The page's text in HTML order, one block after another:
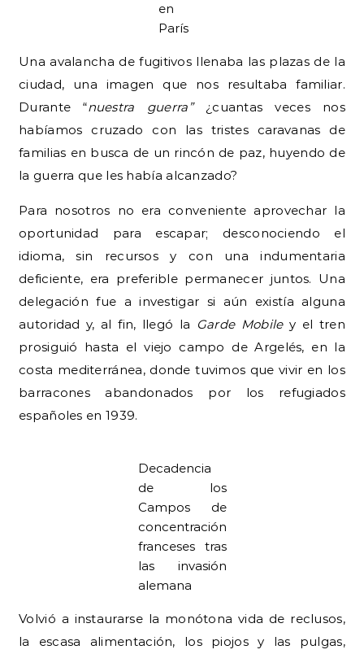
en
París
Una avalancha de fugitivos llenaba las plazas de la
ciudad, una imagen que nos resultaba familiar.
Durante “nuestra guerra”¿cuantas veces nos
habíamos cruzado con las tristes caravanas de
familias en busca de un rincón de paz, huyendo de
la guerra que les había alcanzado?
Para nosotros no era conveniente aprovechar la
oportunidad para escapar; desconociendo el
idioma, sin recursos y con una indumentaria
deficiente, era preferible permanecer juntos. Una
delegación fue a investigar si aún existía alguna
autoridad y, al fin, llegó la Garde Mobiley el tren
prosiguió hasta el viejo campo de Argelés, en la
costa mediterránea, donde tuvimos que vivir en los
barracones abandonados por los refugiados
españoles en 1939.
Decadencia
de los
Campos de
concentración
franceses tras
las invasión
alemana
Volvió a instaurarse la monótona vida de reclusos,
la escasa alimentación, los piojos y las pulgas,